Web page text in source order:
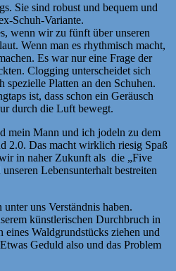
Sie sind robust und bequem und
Schuh-Variante.
wenn wir zu fünft über unseren
Wenn man es rhythmisch macht,
Es war nur eine Frage der
Clogging unterscheidet sich
spezielle Platten an den Schuhen.
ist, dass schon ein Geräusch
durch die Luft bewegt.
mein Mann und ich jodeln zu dem
2.0. Das macht wirklich riesig Spaß
in naher Zukunft als die „Five
Lebensunterhalt bestreiten
uns Verständnis haben.
künstlerischen Durchbruch in
Waldgrundstücks ziehen und
Geduld also und das Problem